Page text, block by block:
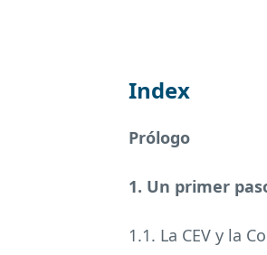
Index
Prólogo
1. Un primer
1.1. La CEV y la